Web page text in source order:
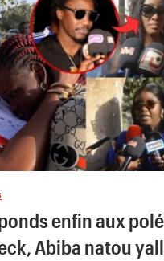
enfin aux
Abiba natou